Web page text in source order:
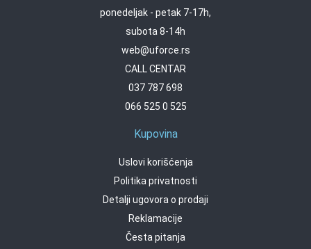
ponedeljak - petak 7-17h,
subota 8-14h
web@uforce.rs
CALL CENTAR
037 787 698
066 525 0 525
Kupovina
Uslovi korišćenja
Politika privatnosti
Detalji ugovora o prodaji
Reklamacije
Česta pitanja